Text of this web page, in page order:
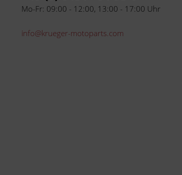
Mo-Fr: 09:00 - 12:00, 13:00 - 17:00 Uhr
info@krueger-motoparts.com